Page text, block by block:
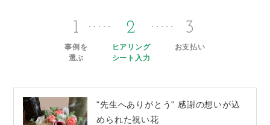
1
事例を
選ぶ
2
ヒアリング
シート入力
3
お支払い
"先生へありがとう" 感謝の想いが込
められた祝い花